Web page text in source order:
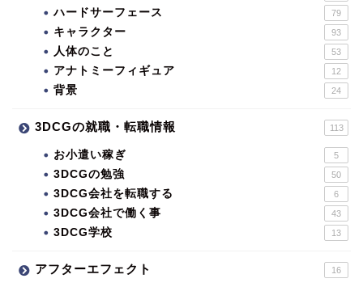
ハードサーフェース 79
キャラクター 93
人体のこと 53
アナトミーフィギュア 12
背景 24
3DCGの就職・転職情報 113
お小遣い稼ぎ 5
3DCGの勉強 50
3DCG会社を転職する 6
3DCG会社で働く事 43
3DCG学校 13
アフターエフェクト 16